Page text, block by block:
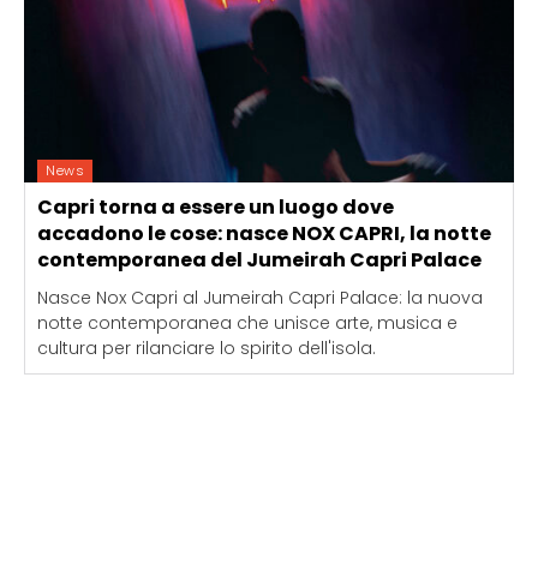
News
Capri torna a essere un luogo dove
accadono le cose: nasce NOX CAPRI, la notte
contemporanea del Jumeirah Capri Palace
Nasce Nox Capri al Jumeirah Capri Palace: la nuova
notte contemporanea che unisce arte, musica e
cultura per rilanciare lo spirito dell'isola.